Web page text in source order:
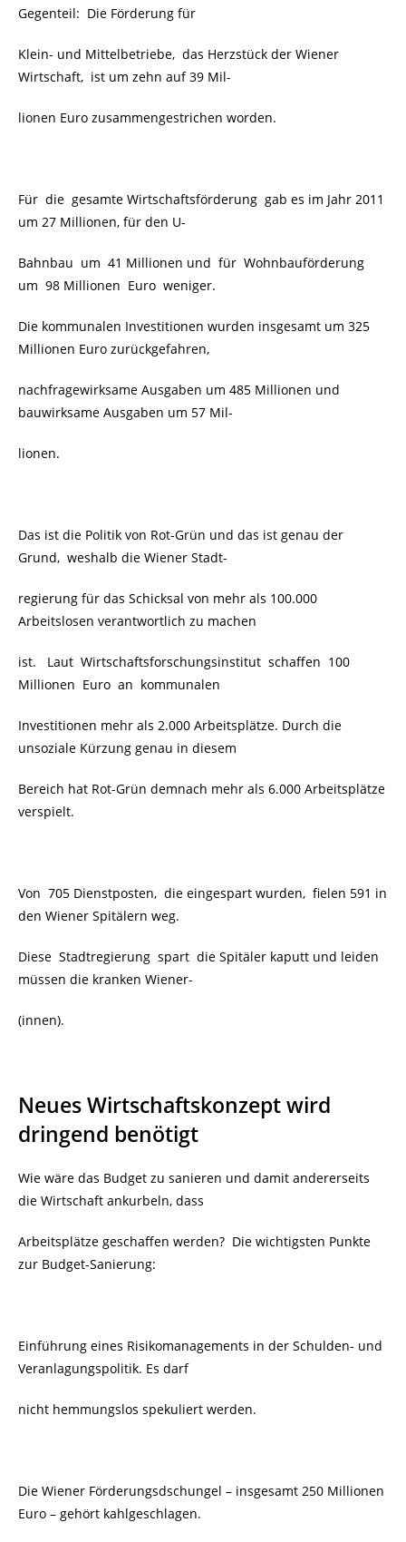
Gegenteil: Die Förderung für
Klein- und Mittelbetriebe, das Herzstück der Wiener
Wirtschaft, ist um zehn auf 39 Mil-
lionen Euro zusammengestrichen worden.
Für die gesamte Wirtschaftsförderung gab es im Jahr 2011
um 27 Millionen, für den U-
Bahnbau um 41 Millionen und für Wohnbauförderung
um 98 Millionen Euro weniger.
Die kommunalen Investitionen wurden insgesamt um 325
Millionen Euro zurückgefahren,
nachfragewirksame Ausgaben um 485 Millionen und
bauwirksame Ausgaben um 57 Mil-
lionen.
Das ist die Politik von Rot-Grün und das ist genau der
Grund, weshalb die Wiener Stadt-
regierung für das Schicksal von mehr als 100.000
Arbeitslosen verantwortlich zu machen
ist.
Laut Wirtschaftsforschungsinstitut schaffen 100
Millionen Euro an kommunalen
Investitionen mehr als 2.000 Arbeitsplätze. Durch die
unsoziale Kürzung genau in diesem
Bereich hat Rot-Grün demnach mehr als 6.000 Arbeitsplätze
verspielt.
Von 705 Dienstposten, die eingespart wurden, fielen 591 in
den Wiener Spitälern weg.
Diese Stadtregierung spart die Spitäler kaputt und leiden
müssen die kranken Wiener-
(innen).
Neues Wirtschaftskonzept wird
dringend benötigt
Wie wäre das Budget zu sanieren und damit andererseits
die Wirtschaft ankurbeln, dass
Arbeitsplätze geschaffen werden? Die wichtigsten Punkte
zur Budget-Sanierung:
Einführung eines Risikomanagements in der Schulden- und
Veranlagungspolitik. Es darf
nicht hemmungslos spekuliert werden.
Die Wiener Förderungsdschungel – insgesamt 250 Millionen
Euro – gehört kahlgeschlagen.